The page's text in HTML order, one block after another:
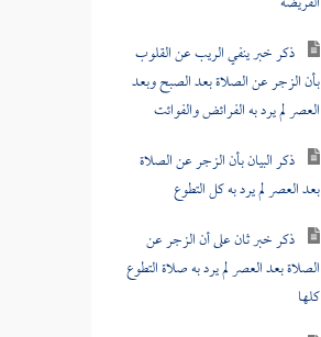
بأن الزجر عن الصلاة بعد الصبح وبعد
العصر لم يرد به الفرائض والفوائت
بعد العصر لم يرد به كل التطوع
الصلاة بعد العصر لم يرد به صلاة التطوع
كلها